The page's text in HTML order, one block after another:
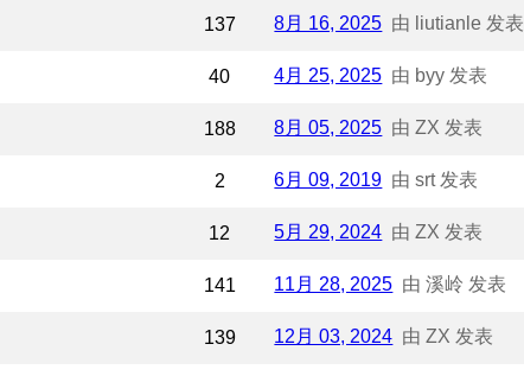
137 8月 16, 2025 由 liutianle 发表
40 4月 25, 2025 由 byy 发表
188 8月 05, 2025 由 ZX 发表
2 6月 09, 2019 由 srt 发表
12 5月 29, 2024 由 ZX 发表
141 11月 28, 2025 由 溪岭 发表
139 12月 03, 2024 由 ZX 发表